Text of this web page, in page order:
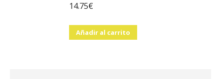
14.75€
Añadir al carrito